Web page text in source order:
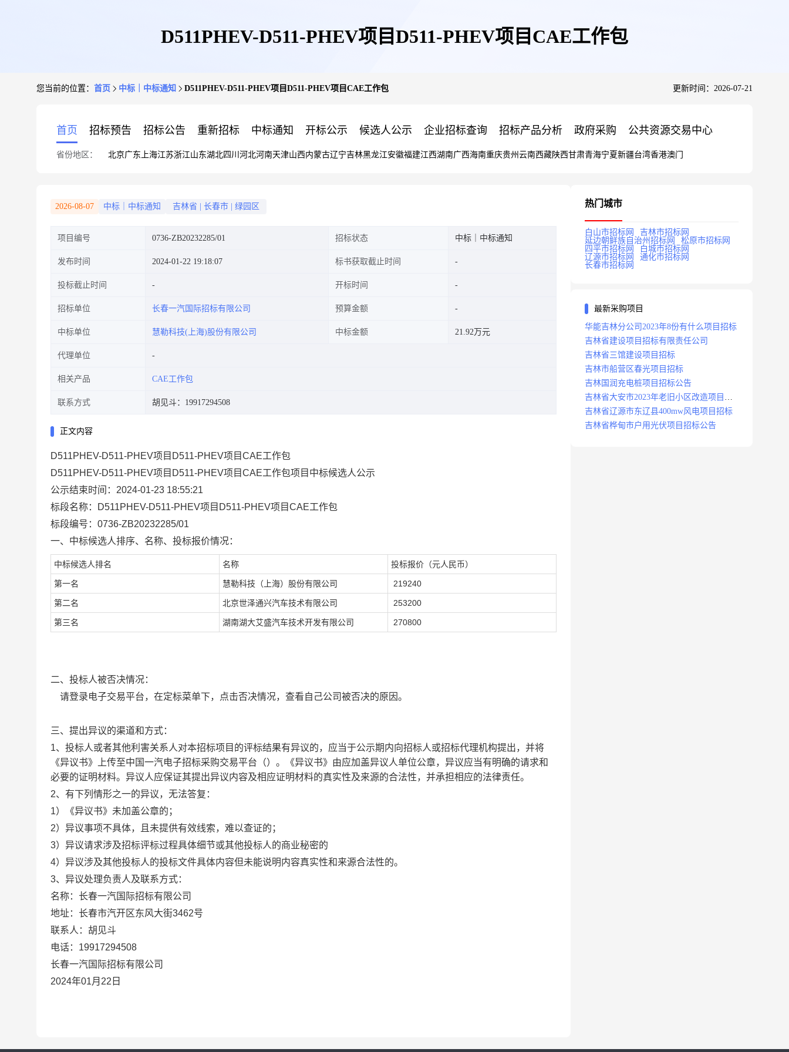
D511PHEV-D511-PHEV项目D511-PHEV项目CAE工作包
您当前的位置： 首页 中标｜中标通知 D511PHEV-D511-PHEV项目D511-PHEV项目CAE工作包 更新时间：2026-07-21
首页 招标预告 招标公告 重新招标 中标通知 开标公示 候选人公示 企业招标查询 招标产品分析 政府采购 公共资源交易中心
省份地区： 北京广东 上海江苏浙江山东湖北四川 河北河南天津山西内蒙古辽宁吉林黑龙江安徽福建江西湖南广西海南重庆贵州 云南西藏陕西甘肃青海宁夏新疆台湾香港澳门
2026-08-07 中标｜中标通知 吉林省 长春市 绿园区
项目编号 0736-ZB20232285/01 招标状态 中标｜中标通知
发布时间 2024-01-22 19:18:07 标书获取截止时间
投标截止时间 开标时间
招标单位 长春一汽国际招标有限公司 预算金额
中标单位 慧勒科技(上海)股份有限公司 中标金额 21.92万元
代理单位
相关产品 CAE工作包
联系方式 胡见斗：19917294508
正文内容
D511PHEV-D511-PHEV项目D511-PHEV项目CAE工作包
D511PHEV-D511-PHEV项目D511-PHEV项目CAE工作包项目中标候选人公示
公示结束时间： 2024-01-23 18:55:21
标段名称：
D511PHEV-D511-PHEV项目D511-PHEV项目CAE工作包
标段编号： 0736-ZB20232285/01
一、中标候选人排序、名称、投标报价情况：
中标候选人排名 名称 投标报价（元人民币）
第一名 慧勒科技（上海）股份有限公司 219240
第二名 北京世泽通兴汽车技术有限公司 253200
第三名 湖南湖大艾盛汽车技术开发有限公司 270800
二、投标人被否决情况：
请登录电子交易平台，在定标菜单下，点击否决情况，查看自己公司被否决的原因。
三、提出异议的渠道和方式：
1、投标人或者其他利害关系人对本招标项目的评标结果有异议的，应当于公示期内向招标人或招标代理机构提出，并将
《异议书》上传至中国一汽电子招标采购交易平台（）。《异议书》由应加盖异议人单位公章，异议应当有明确的请求和
必要的证明材料。异议人应保证其提出异议内容及相应证明材料的真实性及来源的合法性，并承担相应的法律责任。
2、有下列情形之一的异议，无法答复：
1）《异议书》未加盖公章的；
2）异议事项不具体，且未提供有效线索，难以查证的；
3）异议请求涉及招标评标过程具体细节或其他投标人的商业秘密的
4）异议涉及其他投标人的投标文件具体内容但未能说明内容真实性和来源合法性的。
3、异议处理负责人及联系方式：
名称： 长春一汽国际招标有限公司
地址： 长春市汽开区东风大街3462号
联系人： 胡见斗
电话： 19917294508
长春一汽国际招标有限公司
2024年01月22日
热门城市
白山市招标网
吉林市招标网
延边朝鲜族自治州招标网
松原市招标网
四平市招标网
白城市招标网
辽源市招标网
通化市招标网
长春市招标网
最新采购项目
华能吉林分公司2023年8份有什么项目招标
吉林省建设项目招标有限责任公司
吉林省三馆建设项目招标
吉林市船营区春光项目招标
吉林国润充电桩项目招标公告
吉林省大安市2023年老旧小区改造项目招
标公告
吉林省辽源市东辽县400mw风电项目招标
吉林省桦甸市户用光伏项目招标公告